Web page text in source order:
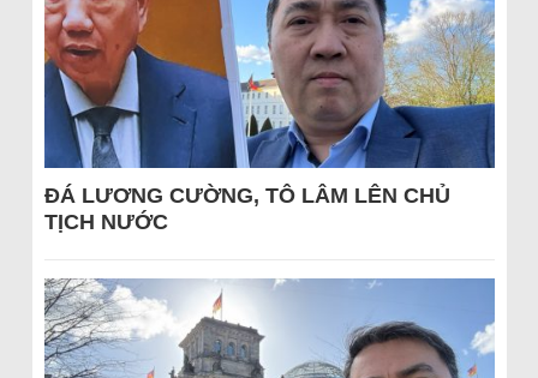
ĐÁ LƯƠNG CƯỜNG, TÔ LÂM LÊN CHỦ
TỊCH NƯỚC